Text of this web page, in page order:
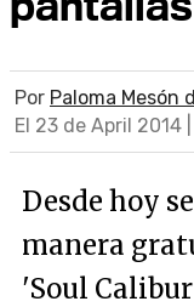
Por Paloma Mesón
El 23 de April 2014 |
Desde hoy
manera
'Soul